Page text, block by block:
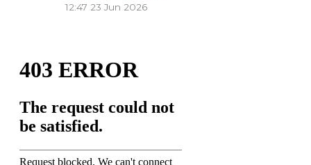
12:47 23 Jun 2026